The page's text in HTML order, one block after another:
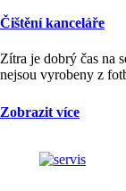
Čištění kanceláře
Zítra je dobrý čas na
nejsou vyrobeny z
Zobrazit více